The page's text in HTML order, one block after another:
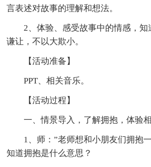
言表述对故事的理解和想法。
2、体验、感受故事中的情感，
谦让，不以大欺小。
【活动准备】
PPT、相关音乐。
【活动过程】
一、情景导入，了解拥抱，体验
1、师：”老师想和小朋友们拥抱
知道拥抱是什么意思？